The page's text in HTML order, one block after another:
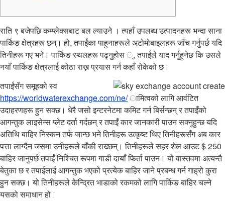
राति ९ बजेपछि कम्प्लेक्सबाट बल ल्याउने । त्यहाँ उपलब्ध उत्पादनहरू भन्दा साना
पार्किङ क्षेत्रहरू छन्। हो, तपाईंका पाहुनाहरूले अटोमोबाइलहरू जाँच गर्नुपर्छ यदि
तिनीहरू गए भने। पार्किङ स्थलहरू पढ्नुहोस्, तपाईंले याद गर्नुहुनेछ कि उसले
नयाँ पार्किङ क्षेत्रलाई कोठा राख्न प्रयास गर्न कहाँ रोकेको छ।
तपाईंसँग समूहको स्व
https://worldwaterexchange.com/ne/ामित्वको लागि आवंटित
उदाहरणहरू हुन सक्छ। धेरै जसो इन्टरनेटमा कमिट गर्न बिर्सन्छन् र तपाइँको
आगन्तुक लाइसेन्स प्लेट दर्ता गर्दछन् र तपाइँ कार जानकारी पाउन सक्नुहुन्छ यदि
अतिथि बाहिर निस्कन तर्फ जान्छ भने तिनीहरू उत्कृष्ट थिए तिनीहरूसँग अब कार
पत्ता लाग्दैन जसमा उनीहरूले बाँकी राख्छन्। तिनीहरूले सहर शेल आउट $ 250
बाहिर जानुपर्छ तपाईं निश्चित रूपमा गाडी दायाँ फिर्ता पाउन। यो वास्तवमा अत्यन्तै
बेतुका छ र तपाईलाई आगन्तुक भएको प्रत्येक बाहिर जाने प्रबन्ध गर्न गाह्रो कुरा
हुन सक्छ। यो तिनीहरूले केन्द्रित भाडाको रकमको लागि पार्किङ बाहिर चल्ने
यसको समाधान हो।